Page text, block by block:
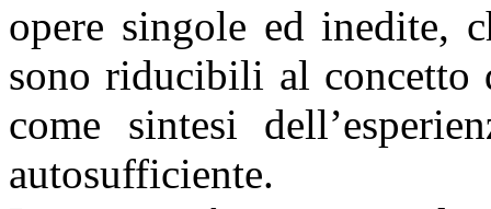
opere singole ed inedite,
sono riducibili al concetto
come sintesi
autosufficiente.